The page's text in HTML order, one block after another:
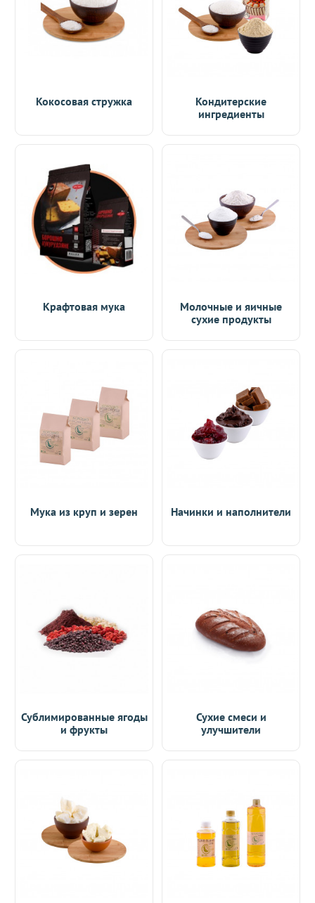
Кокосовая стружка
Кондитерские
ингредиенты
Крафтовая мука
Молочные и яичные
сухие продукты
Мука из круп и зерен Начинки и наполнители
Сублимированные ягоды
и фрукты
Сухие смеси и
улучшители